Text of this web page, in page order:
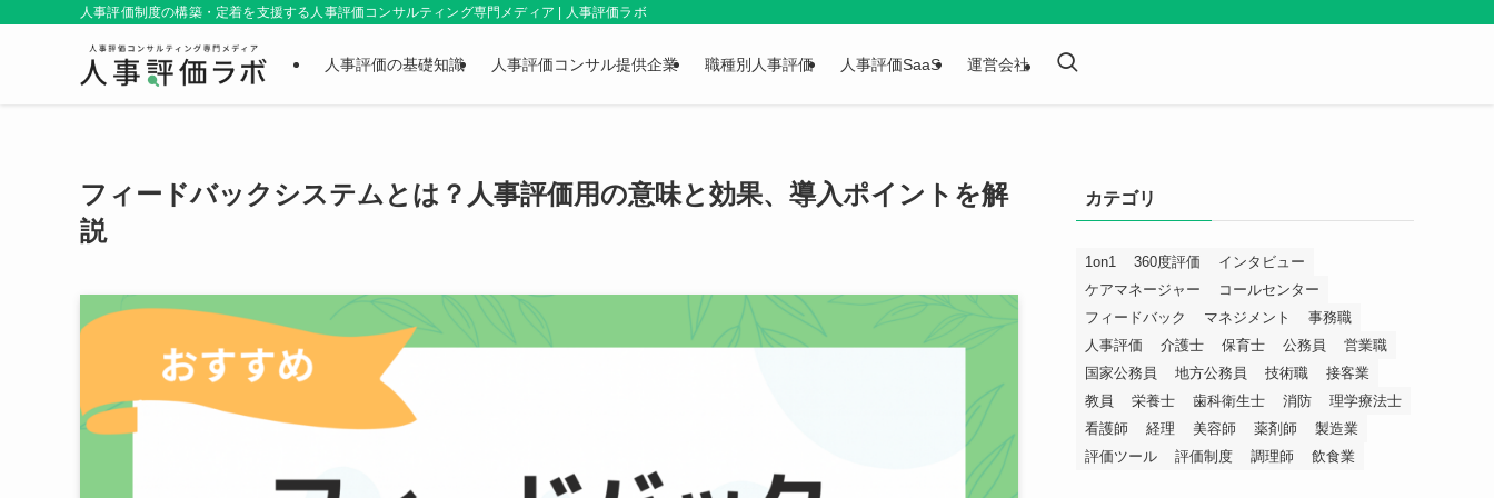
人事評価制度の構築・定着を支援する人事評価コンサルティング専門メディア | 人事評価ラボ
人事評価の基礎知識 人事評価コンサル提供企業 職種別人事評価 人事評価SaaS 運営会社
フィードバックシステムとは？人事評価用の意味と効果、導入ポイントを解
説
カテゴリ
1on1 360度評価
インタビュー
ケアマネージャー
コールセンター
フィードバック
マネジメント
事務職
人事評価
介護士 保育士 公務員
営業職
国家公務員
地方公務員 技術職
接客業
教員
栄養士 歯科衛生士 消防
理学療法士
看護師
経理 美容師 薬剤師
製造業
評価ツール
評価制度 調理師 飲食業